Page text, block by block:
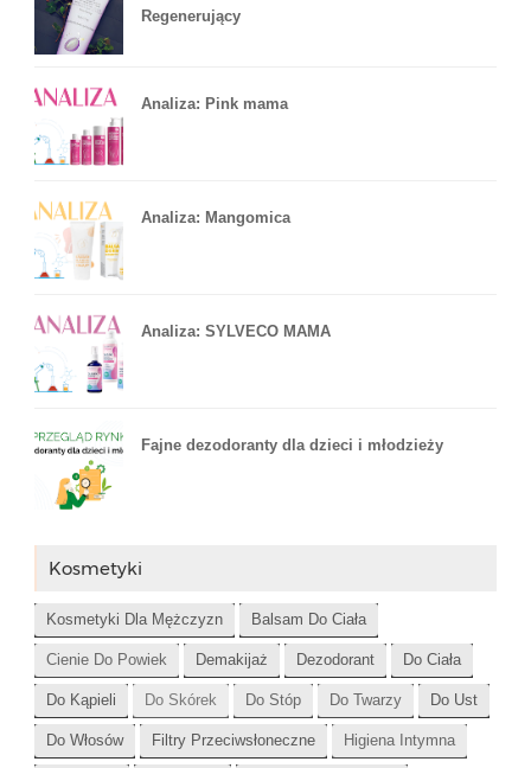
Regenerujący
Analiza: Pink mama
Analiza: Mangomica
Analiza: SYLVECO MAMA
Fajne dezodoranty dla dzieci i młodzieży
Kosmetyki
Kosmetyki Dla Mężczyzn Balsam Do Ciała
Cienie Do Powiek Demakijaż Dezodorant Do Ciała
Do Kąpieli Do Skórek Do Stóp Do Twarzy Do Ust
Do Włosów Filtry Przeciwsłoneczne Higiena Intymna